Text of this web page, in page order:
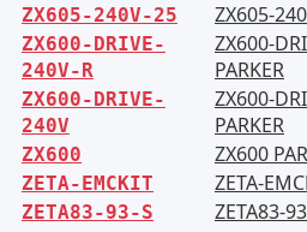
ZX605-240V-25 ZX605-
ZX600-DRIVE-
240V-R
ZX600-
PARKER
ZX600-DRIVE-
240V
ZX600-
PARKER
ZX600 ZX600
ZETA-EMCKIT ZETA-
ZETA83-93-S ZETA83-